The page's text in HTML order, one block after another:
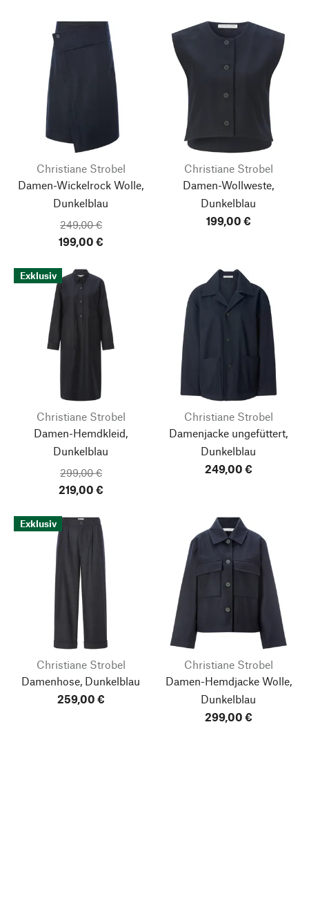
Christiane Strobel
Damen-Wickelrock Wolle,
Dunkelblau
249,00 €
199,00 €
Christiane Strobel
Damen-Wollweste,
Dunkelblau
199,00 €
Exklusiv
Christiane Strobel
Damen-Hemdkleid,
Dunkelblau
299,00 €
219,00 €
Christiane Strobel
Damenjacke ungefüttert,
Dunkelblau
249,00 €
Exklusiv
Christiane Strobel
Damenhose, Dunkelblau
259,00 €
Christiane Strobel
Damen-Hemdjacke Wolle,
Dunkelblau
299,00 €